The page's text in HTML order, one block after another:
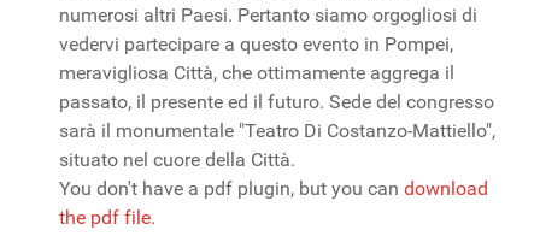
numerosi altri Paesi. Pertanto siamo orgogliosi di
vedervi partecipare a questo evento in Pompei,
meravigliosa Città, che ottimamente aggrega il
passato, il presente ed il futuro. Sede del congresso
sarà il monumentale "Teatro Di Costanzo-Mattiello",
situato nel cuore della Città.
You don't have a pdf plugin, but you can download
the pdf file.